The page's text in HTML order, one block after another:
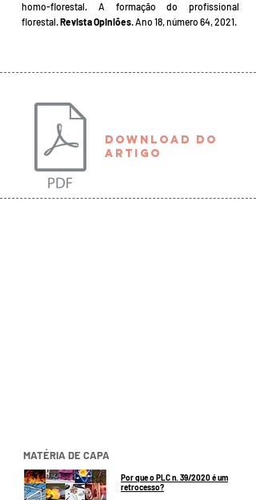
homo-florestal. A formação do profissional
florestal.Revista Opiniões. Ano 18, número 64, 2021.
download do
artigo
MATÉRIA DE CAPA
Por que o PLC n. 39/2020 é um
retrocesso?